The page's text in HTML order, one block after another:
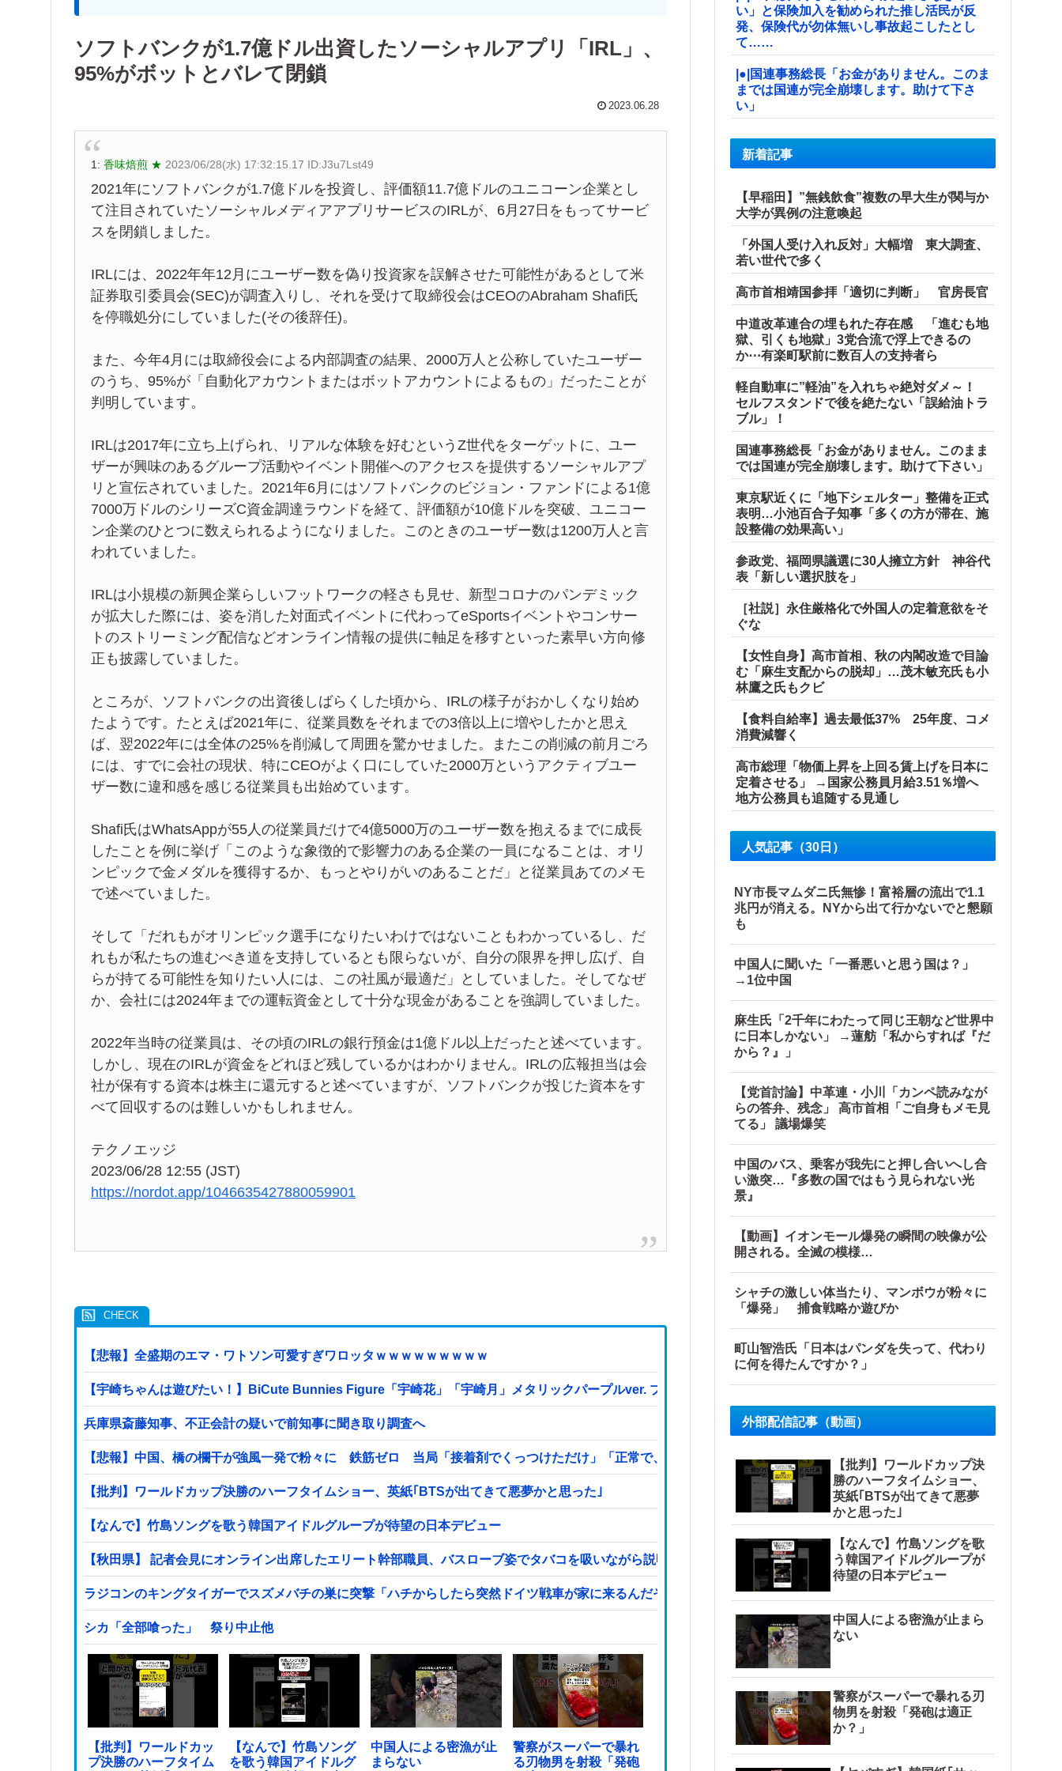
ソフトバンクが1.7億ドル出資したソーシャルアプリ「IRL」、
95%がボットとバレて閉鎖
2023.06.28
1: 香味焙煎 ★ 2023/06/28(水) 17:32:15.17 ID:J3u7Lst49
2021年にソフトバンクが1.7億ドルを投資し、評価額11.7億ドルのユニコーン企業とし
て注目されていたソーシャルメディアアプリサービスのIRLが、6月27日をもってサービ
スを閉鎖しました。
IRLには、2022年年12月にユーザー数を偽り投資家を誤解させた可能性があるとして米
証券取引委員会(SEC)が調査入りし、それを受けて取締役会はCEOのAbraham Shafi氏
を停職処分にしていました(その後辞任)。
また、今年4月には取締役会による内部調査の結果、2000万人と公称していたユーザー
のうち、95%が「自動化アカウントまたはボットアカウントによるもの」だったことが
判明しています。
IRLは2017年に立ち上げられ、リアルな体験を好むというZ世代をターゲットに、ユー
ザーが興味のあるグループ活動やイベント開催へのアクセスを提供するソーシャルアプ
リと宣伝されていました。2021年6月にはソフトバンクのビジョン・ファンドによる1億
7000万ドルのシリーズC資金調達ラウンドを経て、評価額が10億ドルを突破、ユニコー
ン企業のひとつに数えられるようになりました。このときのユーザー数は1200万人と言
われていました。
IRLは小規模の新興企業らしいフットワークの軽さも見せ、新型コロナのパンデミック
が拡大した際には、姿を消した対面式イベントに代わってeSportsイベントやコンサー
トのストリーミング配信などオンライン情報の提供に軸足を移すといった素早い方向修
正も披露していました。
ところが、ソフトバンクの出資後しばらくした頃から、IRLの様子がおかしくなり始め
たようです。たとえば2021年に、従業員数をそれまでの3倍以上に増やしたかと思え
ば、翌2022年には全体の25%を削減して周囲を驚かせました。またこの削減の前月ごろ
には、すでに会社の現状、特にCEOがよく口にしていた2000万というアクティブユー
ザー数に違和感を感じる従業員も出始めています。
Shafi氏はWhatsAppが55人の従業員だけで4億5000万のユーザー数を抱えるまでに成長
したことを例に挙げ「このような象徴的で影響力のある企業の一員になることは、オリ
ンピックで金メダルを獲得するか、もっとやりがいのあることだ」と従業員あてのメモ
で述べていました。
そして「だれもがオリンピック選手になりたいわけではないこともわかっているし、だ
れもが私たちの進むべき道を支持しているとも限らないが、自分の限界を押し広げ、自
らが持てる可能性を知りたい人には、この社風が最適だ」としていました。そしてなぜ
か、会社には2024年までの運転資金として十分な現金があることを強調していました。
2022年当時の従業員は、その頃のIRLの銀行預金は1億ドル以上だったと述べています。
しかし、現在のIRLが資金をどれほど残しているかはわかりません。IRLの広報担当は会
社が保有する資本は株主に還元すると述べていますが、ソフトバンクが投じた資本をす
べて回収するのは難しいかもしれません。
テクノエッジ
2023/06/28 12:55 (JST)
https://nordot.app/1046635427880059901
【悲報】全盛期のエマ・ワトソン可愛すぎワロッタｗｗｗｗｗｗｗｗｗ
【宇崎ちゃんは遊びたい！】BiCute Bunnies Figure「宇崎花」「宇崎月」メタリックパープルver. プライズフィギュア【ラウンドワン限定で展開決定】
兵庫県斎藤知事、不正会計の疑いで前知事に聞き取り調査へ
【悲報】中国、橋の欄干が強風一発で粉々に 鉄筋ゼロ 当局「接着剤でくっつけただけ」「正常で、品質問題はない」
【批判】ワールドカップ決勝のハーフタイムショー、英紙｢BTSが出てきて悪夢かと思った｣
【なんで】竹島ソングを歌う韓国アイドルグループが待望の日本デビュー
【秋田県】 記者会見にオンライン出席したエリート幹部職員、バスローブ姿でタバコを吸いながら説明 県が聞き取りへ
ラジコンのキングタイガーでスズメバチの巣に突撃「ハチからしたら突然ドイツ戦車が家に来るんだぞ」【海外の反応】
シカ「全部喰った」 祭り中止他
【批判】ワールドカッ
プ決勝のハーフタイム
【なんで】竹島ソング
を歌う韓国アイドルグ
中国人による密漁が止
まらない
警察がスーパーで暴れ
る刃物男を射殺「発砲
い」と保険加入を勧められた推し活民が反
発、保険代が勿体無いし事故起こしたとし
て……
|●|国連事務総長「お金がありません。このま
までは国連が完全崩壊します。助けて下さ
い」
新着記事
【早稲田】”無銭飲食”複数の早大生が関与か
大学が異例の注意喚起
「外国人受け入れ反対」大幅増 東大調査、
若い世代で多く
高市首相靖国参拝「適切に判断」 官房長官
中道改革連合の埋もれた存在感 「進むも地
獄、引くも地獄」3党合流で浮上できるの
か⋯有楽町駅前に数百人の支持者ら
軽自動車に”軽油”を入れちゃ絶対ダメ～！
セルフスタンドで後を絶たない「誤給油トラ
ブル」！
国連事務総長「お金がありません。このまま
では国連が完全崩壊します。助けて下さい」
東京駅近くに「地下シェルター」整備を正式
表明…小池百合子知事「多くの方が滞在、施
設整備の効果高い」
参政党、福岡県議選に30人擁立方針 神谷代
表「新しい選択肢を」
［社説］永住厳格化で外国人の定着意欲をそ
ぐな
【女性自身】高市首相、秋の内閣改造で目論
む「麻生支配からの脱却」…茂木敏充氏も小
林鷹之氏もクビ
【食料自給率】過去最低37% 25年度、コメ
消費減響く
高市総理「物価上昇を上回る賃上げを日本に
定着させる」 →国家公務員月給3.51％増へ
地方公務員も追随する見通し
人気記事（30日）
NY市長マムダニ氏無惨！富裕層の流出で1.1
兆円が消える。NYから出て行かないでと懇願
も
中国人に聞いた「一番悪いと思う国は？」
→1位中国
麻生氏「2千年にわたって同じ王朝など世界中
に日本しかない」 →蓮舫「私からすれば『だ
から？』」
【党首討論】中革連・小川「カンペ読みなが
らの答弁、残念」 高市首相「ご自身もメモ見
てる」 議場爆笑
中国のバス、乗客が我先にと押し合いへし合
い激突…『多数の国ではもう見られない光
景』
【動画】イオンモール爆発の瞬間の映像が公
開される。全滅の模様…
シャチの激しい体当たり、マンボウが粉々に
「爆発」 捕食戦略か遊びか
町山智浩氏「日本はパンダを失って、代わり
に何を得たんですか？」
外部配信記事（動画）
【批判】ワールドカップ決
勝のハーフタイムショー、
英紙｢BTSが出てきて悪夢
かと思った｣
【なんで】竹島ソングを歌
う韓国アイドルグループが
待望の日本デビュー
中国人による密漁が止まら
ない
警察がスーパーで暴れる刃
物男を射殺「発砲は適正
か？」